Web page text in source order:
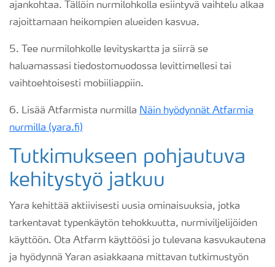
ajankohtaa. Tällöin nurmilohkolla esiintyvä vaihtelu alkaa
rajoittamaan heikompien alueiden kasvua.
5. Tee nurmilohkolle levityskartta ja siirrä se
haluamassasi tiedostomuodossa levittimellesi tai
vaihtoehtoisesti mobiiliappiin.
6. Lisää Atfarmista nurmilla Näin hyödynnät Atfarmia
nurmilla (yara.fi)
Tutkimukseen pohjautuva
kehitystyö jatkuu
Yara kehittää aktiivisesti uusia ominaisuuksia, jotka
tarkentavat typenkäytön tehokkuutta, nurmiviljelijöiden
käyttöön. Ota Atfarm käyttöösi jo tulevana kasvukautena
ja hyödynnä Yaran asiakkaana mittavan tutkimustyön